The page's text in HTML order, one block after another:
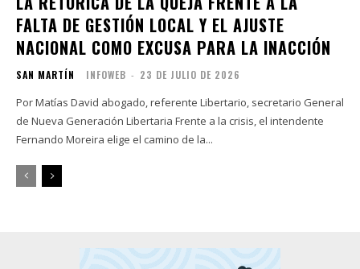
FALTA DE GESTIÓN LOCAL Y EL AJUSTE
NACIONAL COMO EXCUSA PARA LA INACCIÓN
SAN MARTÍN INFOWEB - 23 DE JULIO DE 2026
Por Matías David abogado, referente Libertario, secretario General
de Nueva Generación Libertaria Frente a la crisis, el intendente
Fernando Moreira elige el camino de la...